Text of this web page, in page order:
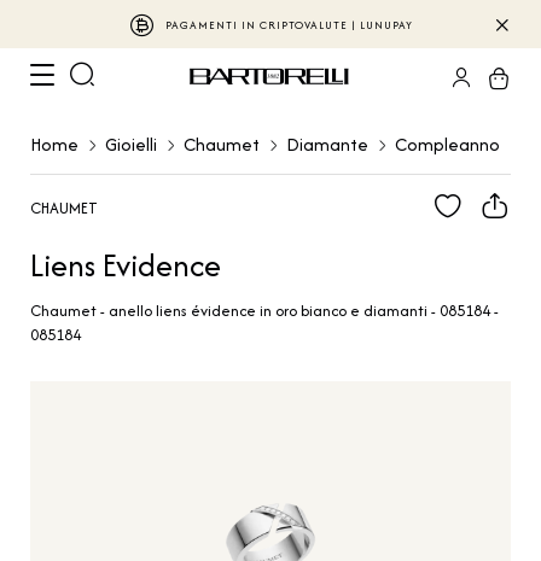
PAGAMENTI IN CRIPTOVALUTE | LUNUPAY
Home Gioielli Chaumet Diamante Compleanno
CHAUMET
Liens Evidence
Chaumet - anello liens évidence in oro bianco e diamanti - 085184 -
085184